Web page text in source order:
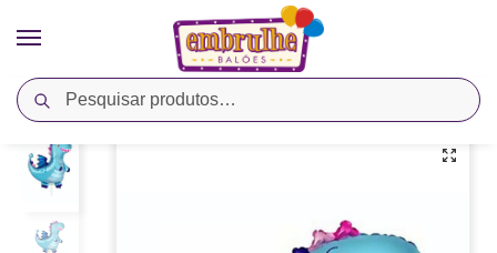
Pesquisar
Início Cores Azul / Balão Metalizado 9″ Dragão Azul – Megatoon